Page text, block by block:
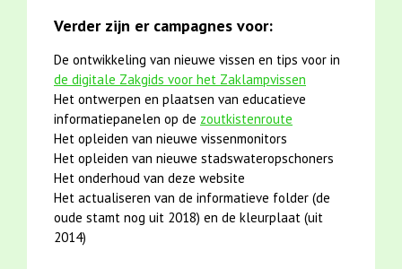
Verder zijn er campagnes voor:
De ontwikkeling van nieuwe vissen en tips voor in
de digitale Zakgids voor het Zaklampvissen
Het ontwerpen en plaatsen van educatieve
informatiepanelen op de zoutkistenroute
Het opleiden van nieuwe vissenmonitors
Het opleiden van nieuwe stadswateropschoners
Het onderhoud van deze website
Het actualiseren van de informatieve folder (de
oude stamt nog uit 2018) en de kleurplaat (uit
2014)